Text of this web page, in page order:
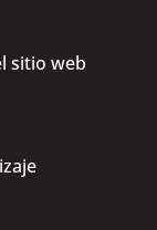
sitio web